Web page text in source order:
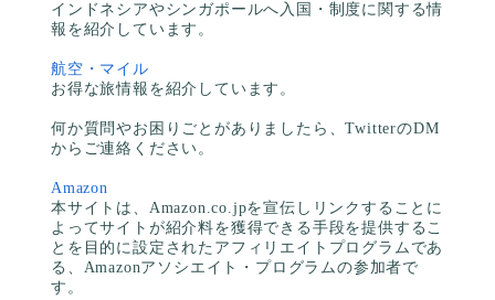
インドネシアやシンガポールへ入国・制度に関する情
報を紹介しています。
航空・マイル
お得な旅情報を紹介しています。
何か質問やお困りごとがありましたら、TwitterのDM
からご連絡ください。
Amazon
本サイトは、Amazon.co.jpを宣伝しリンクすることに
よってサイトが紹介料を獲得できる手段を提供するこ
とを目的に設定されたアフィリエイトプログラムであ
る、Amazonアソシエイト・プログラムの参加者で
す。